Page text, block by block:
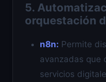
5.
orquestación
n8n: Permite
avanzadas que
servicios